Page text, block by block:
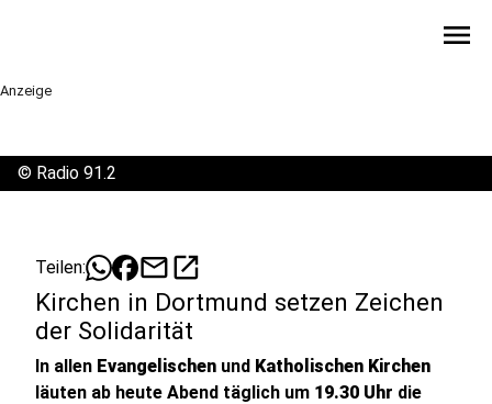
menu
Anzeige
© Radio 91.2
Teilen: mailopen_in_new
Kirchen in Dortmund setzen Zeichen
der Solidarität
In allen Evangelischen und Katholischen Kirchen
läuten ab heute Abend täglich um 19.30 Uhr die